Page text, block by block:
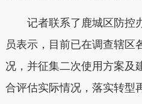
记者联系了鹿城区防控
员表示，目前已在调查辖区
况，并征集二次使用方案及
合评估实际情况，落实转型